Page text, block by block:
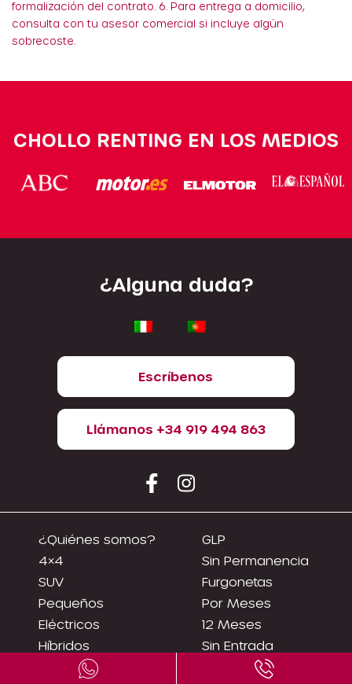
formalización del contrato. 6. Para entrega a domicilio,
consulta con tu asesor comercial si incluye algún
sobrecoste.
CHOLLO RENTING EN LOS MEDIOS
¿Alguna duda?
Escríbenos
Llámanos +34 919 494 863
¿Quiénes somos?
4×4
SUV
Pequeños
Eléctricos
Híbridos
Renting Flexibles
GLP
Sin Permanencia
Furgonetas
Por Meses
12 Meses
Sin Entrada